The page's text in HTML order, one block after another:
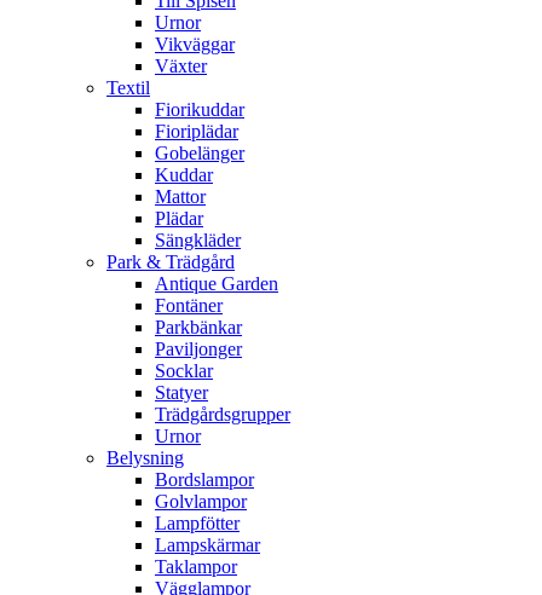
Urnor
Vikväggar
Växter
Textil
Fiorikuddar
Fioriplädar
Gobelänger
Kuddar
Mattor
Plädar
Sängkläder
Park & Trädgård
Antique Garden
Fontäner
Parkbänkar
Paviljonger
Socklar
Statyer
Trädgårdsgrupper
Urnor
Belysning
Bordslampor
Golvlampor
Lampfötter
Lampskärmar
Taklampor
Vägglampor